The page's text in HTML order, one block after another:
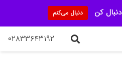
۰۲۸۳۳۶۴۳۱۹۲
کن دنبال می‌کنم